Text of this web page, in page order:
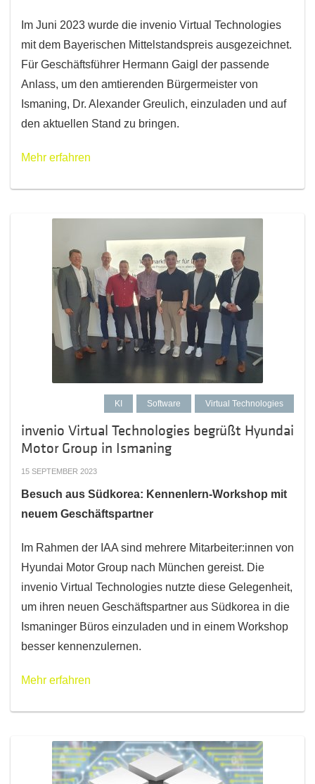
Im Juni 2023 wurde die invenio Virtual Technologies
mit dem Bayerischen Mittelstandspreis ausgezeichnet.
Für Geschäftsführer Hermann Gaigl der passende
Anlass, um den amtierenden Bürgermeister von
Ismaning, Dr. Alexander Greulich, einzuladen und auf
den aktuellen Stand zu bringen.
Mehr erfahren
KI Software Virtual Technologies
invenio Virtual Technologies begrüßt Hyundai
Motor Group in Ismaning
15 SEPTEMBER 2023
Besuch aus Südkorea: Kennenlern-Workshop mit
neuem Geschäftspartner
Im Rahmen der IAA sind mehrere Mitarbeiter:innen von
Hyundai Motor Group nach München gereist. Die
invenio Virtual Technologies nutzte diese Gelegenheit,
um ihren neuen Geschäftspartner aus Südkorea in die
Ismaninger Büros einzuladen und in einem Workshop
besser kennenzulernen.
Mehr erfahren